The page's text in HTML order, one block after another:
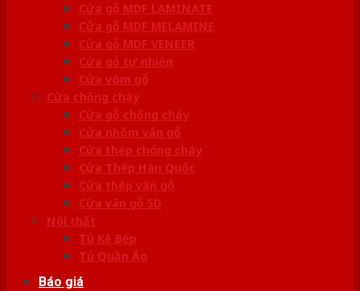
Cửa gỗ MDF LAMINATE
Cửa gỗ MDF MELAMINE
Cửa gỗ MDF VENEER
Cửa gỗ tự nhiên
Cửa vòm gỗ
Cửa chống cháy
Cửa gỗ chống cháy
Cửa nhôm vân gỗ
Cửa thép chống cháy
Cửa Thép Hàn Quốc
Cửa thép vân gỗ
Cửa vân gỗ 5D
Nội thất
Tủ Kệ Bếp
Tủ Quần Áo
Báo giá